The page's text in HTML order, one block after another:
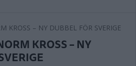
KROSS – NY